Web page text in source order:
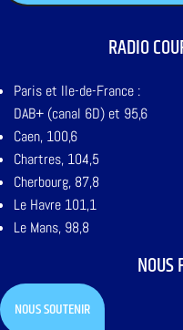
RADIO
Paris et Ile-de-France :
DAB+ (canal 6D) et 95,6
Caen, 100,6
Chartres, 104,5
Cherbourg, 87,8
Le Havre 101,1
Le Mans, 98,8
NOUS
NOUS SOUTENIR